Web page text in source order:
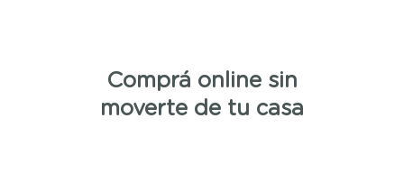
Comprá online sin
moverte de tu casa